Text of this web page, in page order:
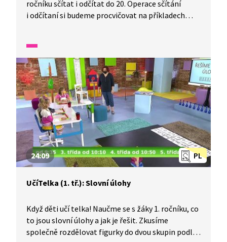
ročníku sčítat i odčítat do 20. Operace sčítání
i odčítaní si budeme procvičovat na příkladech
chybějící čísla i znaménka a orientovat se
na číselné ose.
PL
24:09
UčíTelka (1. tř.): Slovní úlohy
Když děti učí telka! Naučme se s žáky 1. ročníku, co
to jsou slovní úlohy a jak je řešit. Zkusíme
společně rozdělovat figurky do dvou skupin podle